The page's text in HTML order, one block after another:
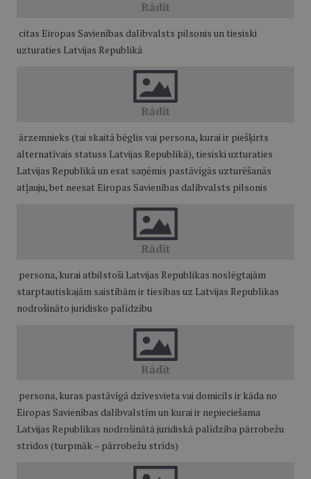
citas Eiropas Savienības dalībvalsts pilsonis un tiesiski
uzturaties Latvijas Republikā
ārzemnieks (tai skaitā bēglis vai persona, kurai ir piešķirts
alternatīvais statuss Latvijas Republikā), tiesiski uzturaties
Latvijas Republikā un esat saņēmis pastāvīgās uzturēšanās
atļauju, bet neesat Eiropas Savienības dalībvalsts pilsonis
persona, kurai atbilstoši Latvijas Republikas noslēgtajām
starptautiskajām saistībām ir tiesības uz Latvijas Republikas
nodrošināto juridisko palīdzību
persona, kuras pastāvīgā dzīvesvieta vai domicils ir kāda no
Eiropas Savienības dalībvalstīm un kurai ir nepieciešama
Latvijas Republikas nodrošinātā juridiskā palīdzība pārrobežu
strīdos (turpmāk – pārrobežu strīds)